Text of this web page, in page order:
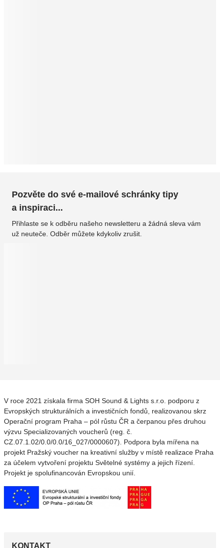
Pozvěte do své e-mailové schránky tipy
a inspiraci...
Přihlaste se k odběru našeho newsletteru a žádná sleva vám
už neuteče. Odběr můžete kdykoliv zrušit.
V roce 2021 získala firma SOH Sound & Lights s.r.o. podporu z
Evropských strukturálních a investičních fondů, realizovanou skrz
Operační program Praha – pól růstu ČR a čerpanou přes druhou
výzvu Specializovaných voucherů (reg. č.
CZ.07.1.02/0.0/0.0/16_027/0000607). Podpora byla mířena na
projekt Pražský voucher na kreativní služby v místě realizace Praha
za účelem vytvoření projektu Světelné systémy a jejich řízení.
Projekt je spolufinancován Evropskou unií.
KONTAKT